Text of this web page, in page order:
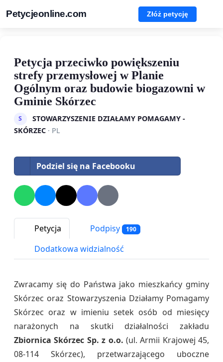
Petycjeonline.com Złóż petycję
Petycja przeciwko powiększeniu
strefy przemysłowej w Planie
Ogólnym oraz budowie biogazowni w
Gminie Skórzec
S
STOWARZYSZENIE DZIAŁAMY POMAGAMY -
SKÓRZEC · PL
Podziel się na Facebooku
Petycja Podpisy 190
Dodatkowa widzialność
Zwracamy się do Państwa jako mieszkańcy gminy
Skórzec oraz Stowarzyszenia Działamy Pomagamy
Skórzec oraz w imieniu setek osób od miesięcy
narażonych na skutki działalności zakładu
Zbiornica Skórzec Sp. z o.o. (ul. Armii Krajowej 45,
08-114 Skórzec), przetwarzającego uboczne